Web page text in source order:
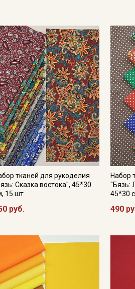
начинающим рукодельницам.
устройства, возможны
хлопок-100%, 120гр/м.кв
красный, ГОСТ, ш.1.5м, хлопок-
100%, 110гр/м.кв
бордовый, ГОСТ, ш.1.5м, хлопок-
ш.1.5м, хлопок-100%, 120гр/м.кв
ГОСТ, ш.1.5м, хлопок-100%,
тканей для рукоделия
Сказка востока", 45*30
15 шт
руб.
Набор
"Бязь:
45*30
490